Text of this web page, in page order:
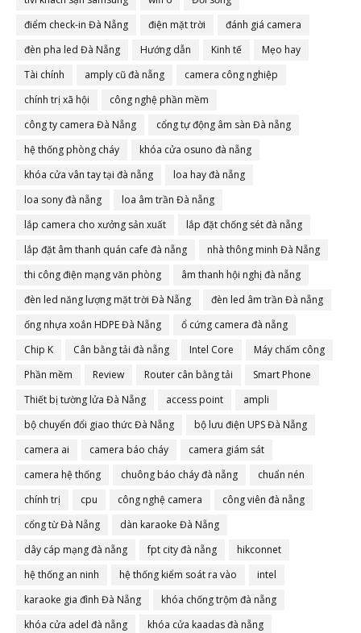
điểm check-in Đà Nẵng
điện mặt trời
đánh giá camera
đèn pha led Đà Nẵng
Hướng dẫn Kinh tế
Mẹo hay
Tài chính
amply cũ đà nẵng
camera công nghiệp
chính trị xã hội
công nghệ phần mềm
công ty camera Đà Nẵng
cổng tự động âm sàn Đà nẵng
hệ thống phòng cháy
khóa cửa osuno đà nẵng
khóa cửa vân tay tại đà nẵng
loa hay đà nẵng
loa sony đà nẵng
loa âm trần Đà nẵng
lắp camera cho xưởng sản xuất
lắp đặt chống sét đà nẵng
lắp đặt âm thanh quán cafe đà nẵng
nhà thông minh Đà Nẵng
thi công điện mạng văn phòng
âm thanh hội nghị đà nẵng
đèn led năng lượng mặt trời Đà Nẵng
đèn led âm trần Đà nẵng
ống nhựa xoắn HDPE Đà Nẵng
ổ cứng camera đà nẵng
Chip K
Cân bằng tải đà nẵng Intel Core
Máy chấm công
Phần mềm
Review Router cân bằng tải
Smart Phone
Thiết bị tường lửa Đà Nẵng
access point
ampli
bộ chuyển đổi giao thức Đà Nẵng
bộ lưu điện UPS Đà Nẵng
camera ai
camera báo cháy
camera giám sát
camera hệ thống
chuông báo cháy đà nẵng
chuẩn nén
chính trị
cpu công nghệ camera
công viên đà nẵng
cổng từ Đà Nẵng
dàn karaoke Đà Nẵng
dây cáp mạng đà nẵng
fpt city đà nẵng
hikconnet
hệ thống an ninh
hệ thống kiểm soát ra vào
intel
karaoke gia đình Đà Nẵng
khóa chống trộm đà nẵng
khóa cửa adel đà nẵng
khóa cửa kaadas đà nẵng